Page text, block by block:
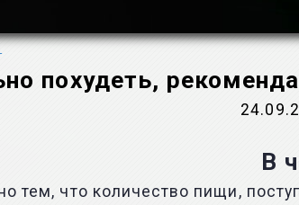
похудеть,
В
тем, что количество пищи,